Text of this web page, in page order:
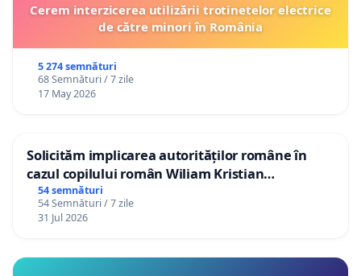
Cerem interzicerea utilizării trotinetelor electrice
de către minori în România
5 274 semnături
68 Semnături / 7 zile
17 May 2026
Solicităm implicarea autorităților române în
cazul copilului român Wiliam Kristian
Gheorghe, aflat în plasament în Danemarca de
12 ani
54 semnături
54 Semnături / 7 zile
31 Jul 2026